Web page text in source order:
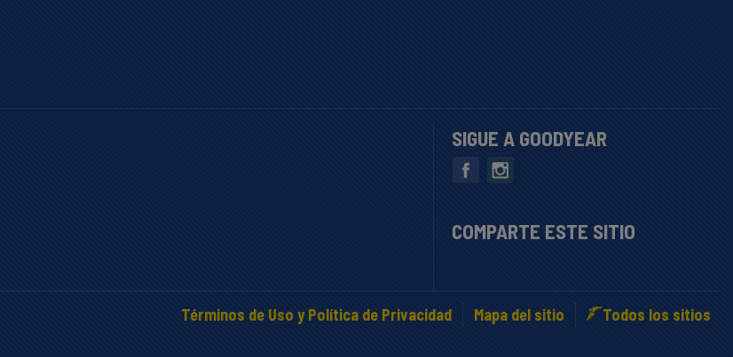
SIGUE A GOODYEAR
COMPARTE ESTE SITIO
Términos de Uso y Política de Privacidad Mapa del sitio Todos los sitios